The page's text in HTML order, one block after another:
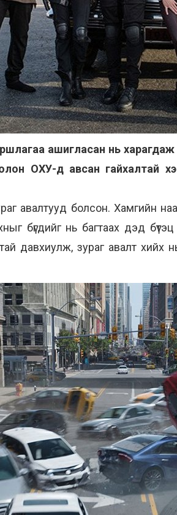
ашигласан нь
ОХУ-д авсан гайхалтай
авалтууд болсон. Хамгийн
бүгдийг нь багтаах дэд
давхиулж, зураг авалт хийх